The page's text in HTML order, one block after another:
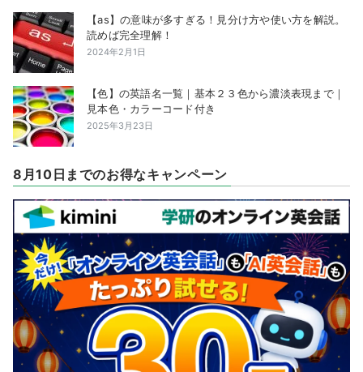
【as】の意味が多すぎる！見分け方や使い方を解説。
読めば完全理解！
2024年2月1日
【色】の英語名一覧｜基本２３色から濃淡表現まで｜
見本色・カラーコード付き
2025年3月23日
8月10日までのお得なキャンペーン